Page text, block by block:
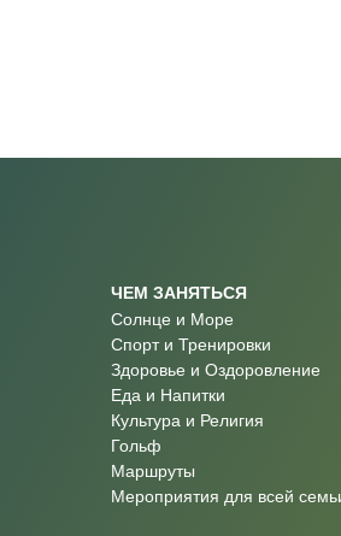
ЧЕМ ЗАНЯТЬСЯ
Солнце и Море
Спорт и Тренировки
Здоровье и Оздоровление
Еда и Напитки
Культура и Религия
Гольф
Маршруты
Мероприятия для всей